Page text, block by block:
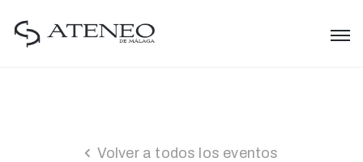
Volver a todos los eventos